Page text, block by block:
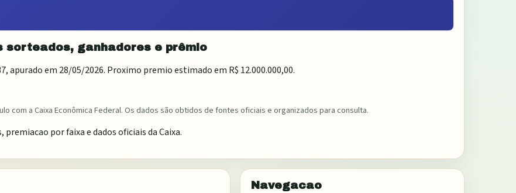
sorteados, ganhadores e prêmio
, apurado em 28/05/2026. Proximo premio estimado em R$ 12.000.000,00.
com a Caixa Econômica Federal. Os dados são obtidos de fontes oficiais e organizados para consulta.
por faixa e dados oficiais da Caixa.
Navegacao